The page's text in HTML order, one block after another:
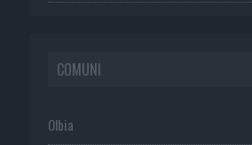
COMUNI
Olbia